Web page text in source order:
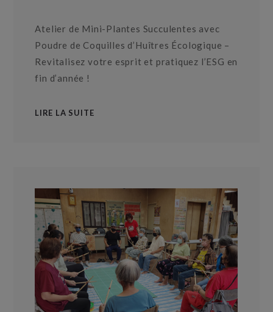
Atelier de Mini-Plantes Succulentes avec
Poudre de Coquilles d’Huîtres Écologique –
Revitalisez votre esprit et pratiquez l’ESG en
fin d’année !
LIRE LA SUITE